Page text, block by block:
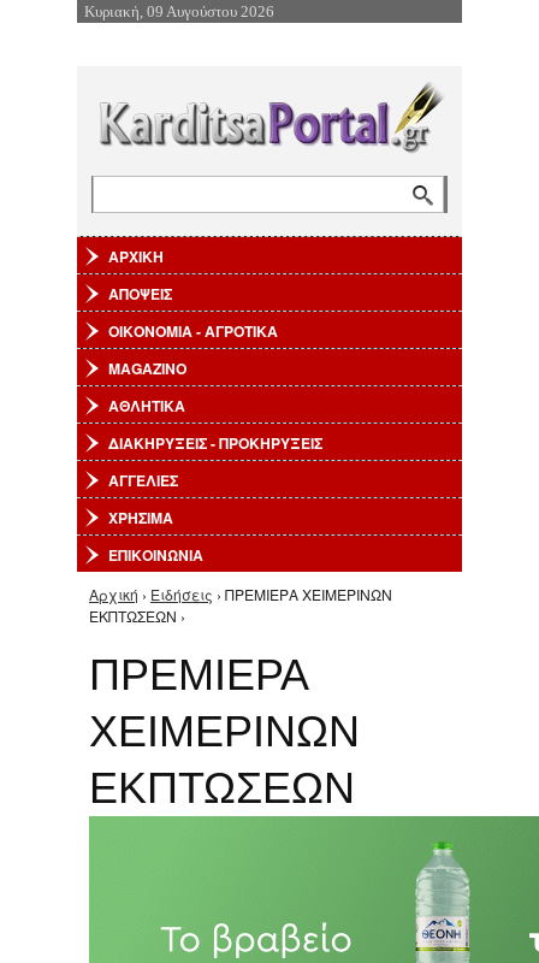
Επιστροφή στην Πλοήγηση
Κυριακή, 09 Αυγούστου 2026
ΑΡΧΙΚΗ
ΑΠΟΨΕΙΣ
ΟΙΚΟΝΟΜΙΑ - ΑΓΡΟΤΙΚΑ
MAGAZINO
ΑΘΛΗΤΙΚΑ
ΔΙΑΚΗΡΥΞΕΙΣ - ΠΡΟΚΗΡΥΞΕΙΣ
ΑΓΓΕΛΙΕΣ
ΧΡΗΣΙΜΑ
ΕΠΙΚΟΙΝΩΝΙΑ
Είστε εδώ
Αρχική › Ειδήσεις › ΠΡΕΜΙΕΡΑ ΧΕΙΜΕΡΙΝΩΝ
ΕΚΠΤΩΣΕΩΝ ›
ΠΡΕΜΙΕΡΑ
ΧΕΙΜΕΡΙΝΩΝ
ΕΚΠΤΩΣΕΩΝ